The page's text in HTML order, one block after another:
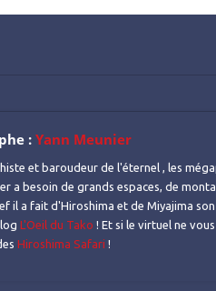
: Yann Meunier
et baroudeur de l'éternel , les
a besoin de grands espaces, de
il a fait d'Hiroshima et de Miyajima
L'Oeil du Tako ! Et si le virtuel ne
Hiroshima Safari !